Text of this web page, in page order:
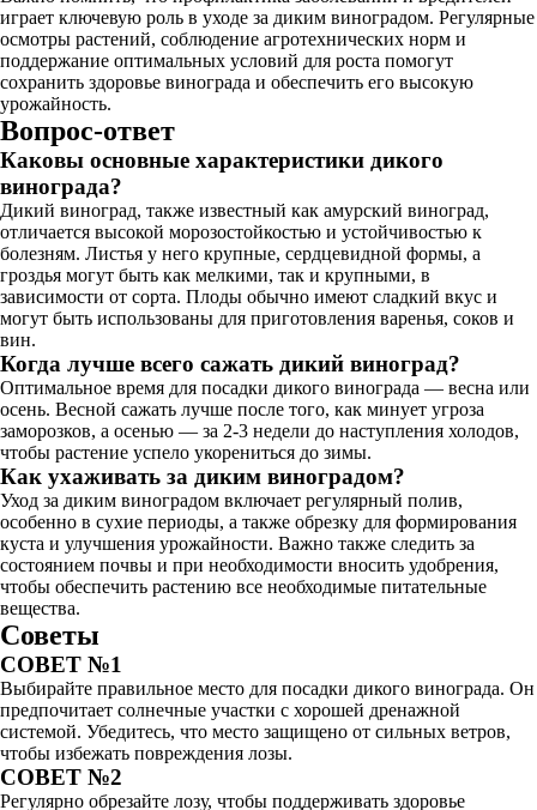
играет ключевую роль в уходе за диким виноградом. Регулярные
осмотры растений, соблюдение агротехнических норм и
поддержание оптимальных условий для роста помогут
сохранить здоровье винограда и обеспечить его высокую
урожайность.
Вопрос-ответ
Каковы основные характеристики дикого
винограда?
Дикий виноград, также известный как амурский виноград,
отличается высокой морозостойкостью и устойчивостью к
болезням. Листья у него крупные, сердцевидной формы, а
гроздья могут быть как мелкими, так и крупными, в
зависимости от сорта. Плоды обычно имеют сладкий вкус и
могут быть использованы для приготовления варенья, соков и
вин.
Когда лучше всего сажать дикий виноград?
Оптимальное время для посадки дикого винограда — весна или
осень. Весной сажать лучше после того, как минует угроза
заморозков, а осенью — за 2-3 недели до наступления холодов,
чтобы растение успело укорениться до зимы.
Как ухаживать за диким виноградом?
Уход за диким виноградом включает регулярный полив,
особенно в сухие периоды, а также обрезку для формирования
куста и улучшения урожайности. Важно также следить за
состоянием почвы и при необходимости вносить удобрения,
чтобы обеспечить растению все необходимые питательные
вещества.
Советы
СОВЕТ №1
Выбирайте правильное место для посадки дикого винограда. Он
предпочитает солнечные участки с хорошей дренажной
системой. Убедитесь, что место защищено от сильных ветров,
чтобы избежать повреждения лозы.
СОВЕТ №2
Регулярно обрезайте лозу, чтобы поддерживать здоровье